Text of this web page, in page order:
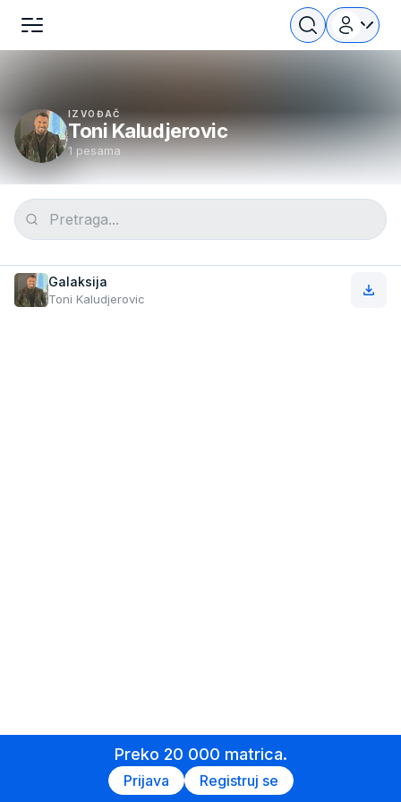
IZVOĐAČ
Toni Kaludjerovic
1 pesama
Galaksija
Toni Kaludjerovic
Preko 20 000 matrica.
Prijava Registruj se